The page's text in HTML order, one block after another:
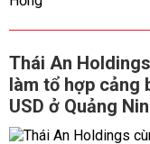
Thái An
làm tổ hợp cảng
USD ở Quảng